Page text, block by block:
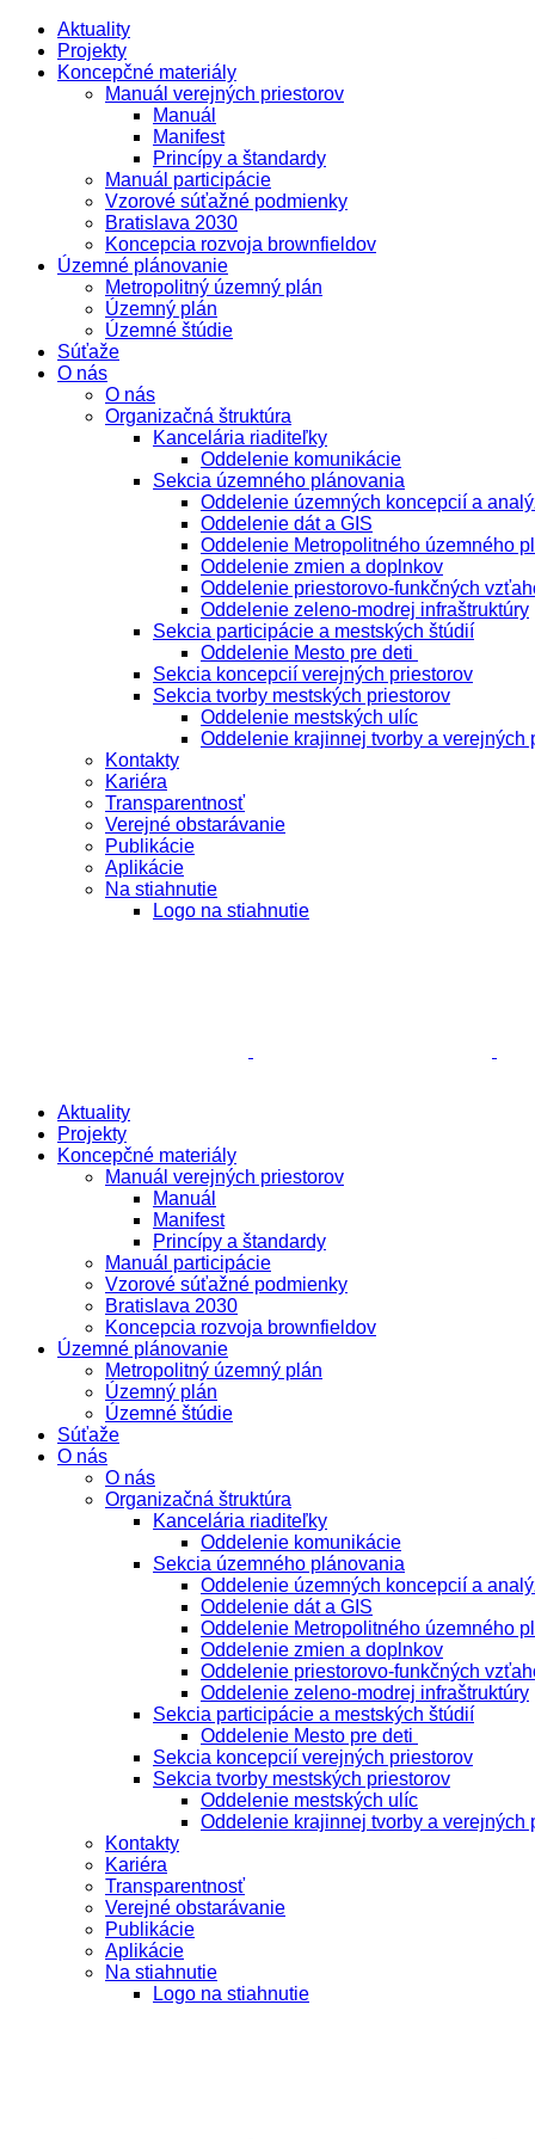
Aktuality
Projekty
Koncepčné materiály
Manuál verejných priestorov
Manuál
Manifest
Princípy a štandardy
Manuál participácie
Vzorové súťažné podmienky
Bratislava 2030
Koncepcia rozvoja brownfieldov
Územné plánovanie
Metropolitný územný plán
Územný plán
Územné štúdie
Súťaže
O nás
O nás
Organizačná štruktúra
Kancelária riaditeľky
Oddelenie komunikácie
Sekcia územného plánovania
Oddelenie územných koncepcií a
Oddelenie dát a GIS
Oddelenie Metropolitného územného
Oddelenie zmien a doplnkov
Oddelenie priestorovo-funkčných
Oddelenie zeleno-modrej infraštruktúry
Sekcia participácie a mestských štúdií
Oddelenie Mesto pre deti
Sekcia koncepcií verejných priestorov
Sekcia tvorby mestských priestorov
Oddelenie mestských ulíc
Oddelenie krajinnej tvorby a verejných
Kontakty
Kariéra
Transparentnosť
Verejné obstarávanie
Publikácie
Aplikácie
Na stiahnutie
Logo na stiahnutie
Aktuality
Projekty
Koncepčné materiály
Manuál verejných priestorov
Manuál
Manifest
Princípy a štandardy
Manuál participácie
Vzorové súťažné podmienky
Bratislava 2030
Koncepcia rozvoja brownfieldov
Územné plánovanie
Metropolitný územný plán
Územný plán
Územné štúdie
Súťaže
O nás
O nás
Organizačná štruktúra
Kancelária riaditeľky
Oddelenie komunikácie
Sekcia územného plánovania
Oddelenie územných koncepcií a
Oddelenie dát a GIS
Oddelenie Metropolitného územného
Oddelenie zmien a doplnkov
Oddelenie priestorovo-funkčných
Oddelenie zeleno-modrej infraštruktúry
Sekcia participácie a mestských štúdií
Oddelenie Mesto pre deti
Sekcia koncepcií verejných priestorov
Sekcia tvorby mestských priestorov
Oddelenie mestských ulíc
Oddelenie krajinnej tvorby a verejných
Kontakty
Kariéra
Transparentnosť
Verejné obstarávanie
Publikácie
Aplikácie
Na stiahnutie
Logo na stiahnutie